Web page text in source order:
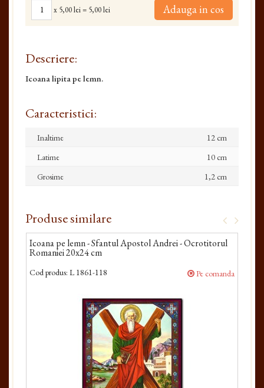
x 5,00 lei= 5,00 lei Adauga in cos
Descriere:
Icoana lipita pe lemn.
Caracteristici:
Inaltime
12 cm
Latime
10 cm
Grosime
1,2 cm
Produse similare
Icoana pe lemn - Sfantul Apostol Andrei - Ocrotitorul
Romaniei 20x24 cm
Cod produs: L 1861-118 Pe comanda